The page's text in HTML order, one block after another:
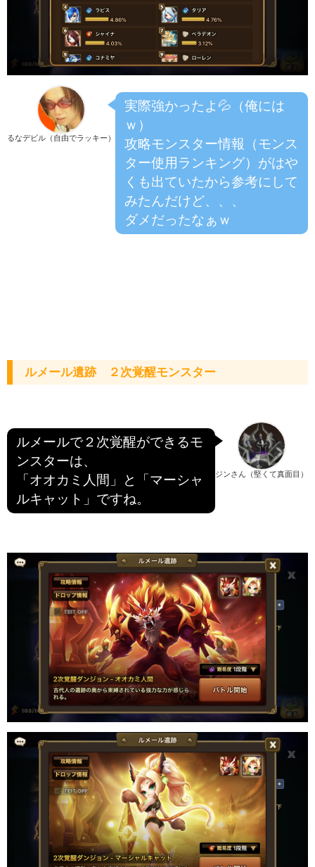
るなデビル（自由でラッキー）
実際強かったよ💦（俺には
ｗ）
攻略モンスター情報（モンス
ター使用ランキング）がはや
くも出ていたから参考にして
みたんだけど、、、
ダメだったなぁｗ
ルメール遺跡 ２次覚醒モンスター
ジンさん（堅くて真面目）
ルメールで２次覚醒ができるモ
ンスターは、
「オオカミ人間」と「マーシャ
ルキャット」ですね。